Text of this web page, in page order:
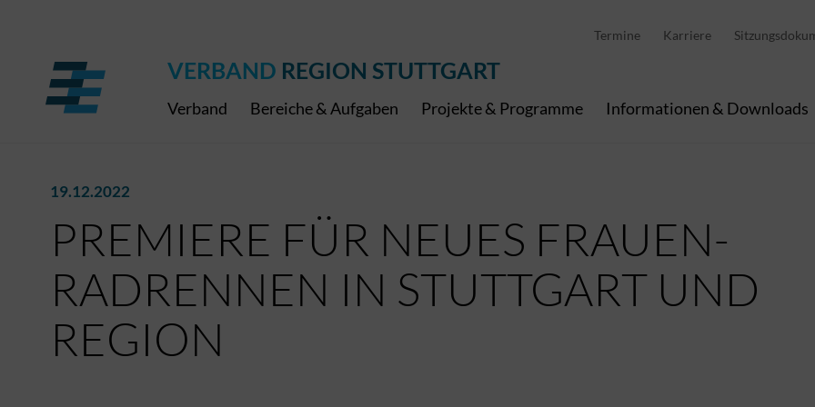
Termine Karriere
VERBAND REGION STUTTGART
Verband Bereiche & Aufgaben Projekte & Programme Informationen & Downloads
19.12.2022
PREMIERE FÜR NEUES FRAUEN-
RADRENNEN IN STUTTGART UND
REGION